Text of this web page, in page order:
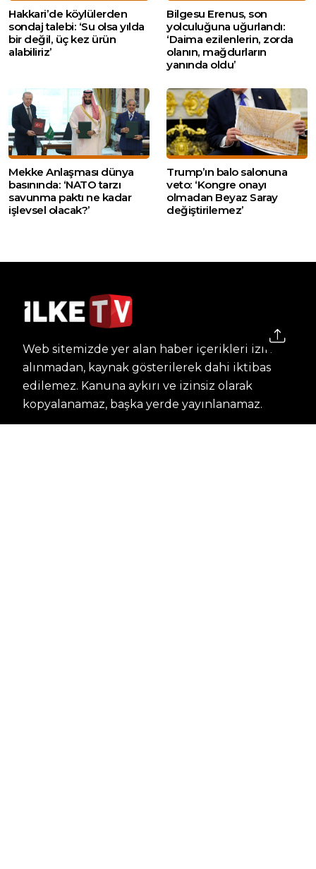
Hakkari’de köylülerden
sondaj talebi: ‘Su olsa yılda
bir değil, üç kez ürün
alabiliriz’
Bilgesu Erenus, son
yolculuğuna uğurlandı:
‘Daima ezilenlerin, zorda
olanın, mağdurların
yanında oldu’
Mekke Anlaşması dünya
basınında: ‘NATO tarzı
savunma paktı ne kadar
işlevsel olacak?’
Trump’ın balo salonuna
veto: ‘Kongre onayı
olmadan Beyaz Saray
değiştirilemez’
Web sitemizde yer alan haber içerikleri izin
alınmadan, kaynak gösterilerek dahi iktibas
edilemez. Kanuna aykırı ve izinsiz olarak
kopyalanamaz, başka yerde yayınlanamaz.